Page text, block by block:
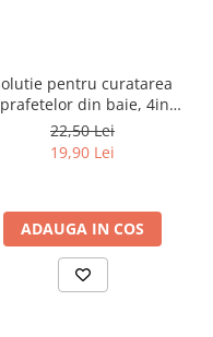
pentru curatarea
din baie, 4in1,
750ml
22,50 Lei
19,90 Lei
ADAUGA IN COS